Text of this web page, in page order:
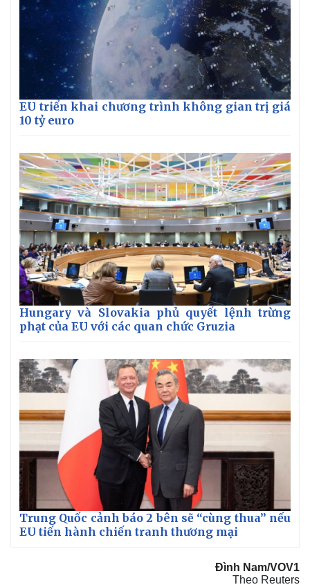
Thế giới
Cuộc sống đó đây
Hồ sơ
Ảnh
E-Magazine
Infographic
EU triển khai chương trình không gian trị giá
10 tỷ euro
Hungary và Slovakia phủ quyết lệnh trừng
phạt của EU với các quan chức Gruzia
Trung Quốc cảnh báo 2 bên sẽ “cùng thua” nếu
EU tiến hành chiến tranh thương mại
Đình Nam/VOV1
Theo Reuters